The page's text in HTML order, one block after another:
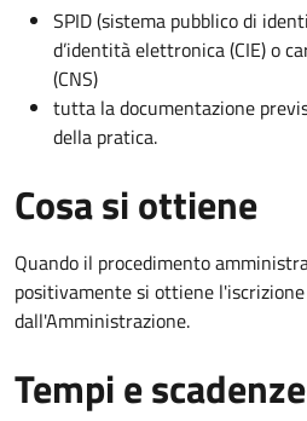
SPID (sistema pubblico di
d’identità elettronica (CIE) o
(CNS)
tutta la documentazione
della pratica.
Cosa si ottiene
Quando il procedimento
positivamente si ottiene
dall'Amministrazione.
Tempi e scadenze